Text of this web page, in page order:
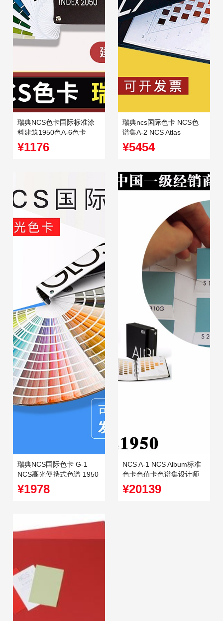
瑞典NCS色卡国际标准涂
料建筑1950色A-6色卡
Index 2050 Original
¥1176
瑞典ncs国际色卡 NCS色
谱集A-2 NCS Atlas
¥5454
瑞典NCS国际色卡 G-1
NCS高光便携式色谱 1950
色 高光色卡
¥1978
NCS A-1 NCS Album标准
色卡色值卡色谱集设计师
色卡样设计色谱
¥20139